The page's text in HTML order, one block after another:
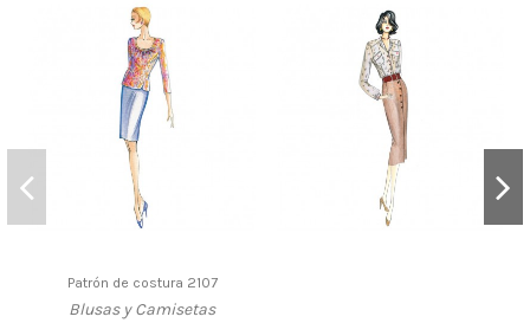
Patrón de costura 2107
Blusas y Camisetas